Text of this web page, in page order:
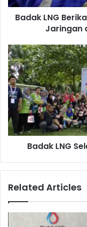
Kota Bontang untuk
sebagai calon
Operator
Biodiesel
Badak LNG
Jaringan
Badak
LNG
Selenggarakan
CSR
Gathering
Badak LNG
Related Articles